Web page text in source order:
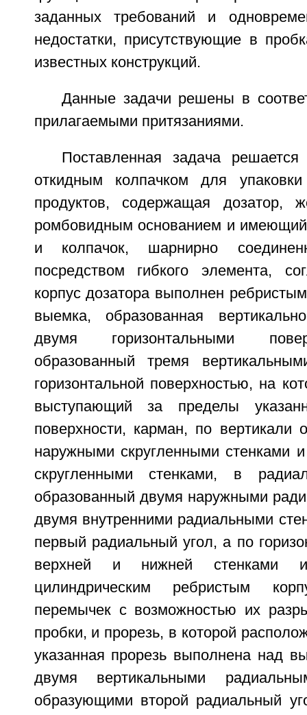
заданных требований и
недостатки, присутствующие в
известных конструкций.
Данные задачи решены в
прилагаемыми притязаниями.
Поставленная задача
откидным колпачком для
продуктов, содержащая дозатор,
ромбовидным основанием и имеющий
и колпачок, шарнирно
посредством гибкого элемента,
корпус дозатора выполнен
выемка, образованная
двумя горизонтальными
образованный тремя
горизонтальной поверхностью, на
выступающий за пределы
поверхности, карман, по вертикали
наружными скругленными стенками
скругленными стенками, в
образованный двумя наружными
двумя внутренними радиальными
первый радиальный угол, а по
верхней и нижней стенками
цилиндрическим ребристым
перемычек с возможностью их
пробки, и прорезь, в которой
указанная прорезь выполнена над
двумя вертикальными
образующими второй радиальный